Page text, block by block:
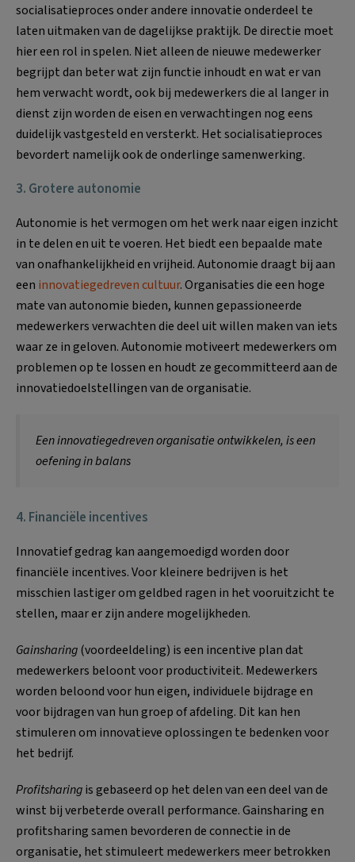
socialisatieproces onder andere innovatie onderdeel te
laten uitmaken van de dagelijkse praktijk. De directie moet
hier een rol in spelen. Niet alleen de nieuwe medewerker
begrijpt dan beter wat zijn functie inhoudt en wat er van
hem verwacht wordt, ook bij medewerkers die al langer in
dienst zijn worden de eisen en verwachtingen nog eens
duidelijk vastgesteld en versterkt. Het socialisatieproces
bevordert namelijk ook de onderlinge samenwerking.
3. Grotere autonomie
Autonomie is het vermogen om het werk naar eigen inzicht
in te delen en uit te voeren. Het biedt een bepaalde mate
van onafhankelijkheid en vrijheid. Autonomie draagt bij aan
een innovatiegedreven cultuur. Organisaties die een hoge
mate van autonomie bieden, kunnen gepassioneerde
medewerkers verwachten die deel uit willen maken van iets
waar ze in geloven. Autonomie motiveert medewerkers om
problemen op te lossen en houdt ze gecommitteerd aan de
innovatiedoelstellingen van de organisatie.
Een innovatiegedreven organisatie ontwikkelen, is een
oefening in balans
4. Financiële incentives
Innovatief gedrag kan aangemoedigd worden door
financiële incentives. Voor kleinere bedrijven is het
misschien lastiger om geldbed ragen in het vooruitzicht te
stellen, maar er zijn andere mogelijkheden.
Gainsharing(voordeeldeling) is een incentive plan dat
medewerkers beloont voor productiviteit. Medewerkers
worden beloond voor hun eigen, individuele bijdrage en
voor bijdragen van hun groep of afdeling. Dit kan hen
stimuleren om innovatieve oplossingen te bedenken voor
het bedrijf.
Profitsharingis gebaseerd op het delen van een deel van de
winst bij verbeterde overall performance. Gainsharing en
profitsharing samen bevorderen de connectie in de
organisatie, het stimuleert medewerkers meer betrokken